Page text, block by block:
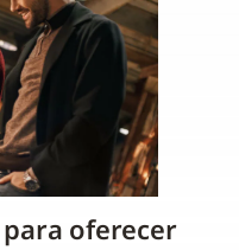
oferecer